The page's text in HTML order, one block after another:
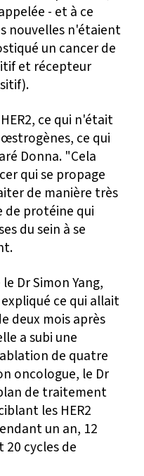
- et à ce
nouvelles n'étaient
un cancer de
et récepteur
ce qui n'était
ce qui
Donna. "Cela
qui se propage
de manière très
de protéine qui
du sein à se
Dr Simon Yang,
ce qui allait
deux mois après
a subi une
de quatre
oncologue, le Dr
de traitement
les HER2
un an, 12
cycles de